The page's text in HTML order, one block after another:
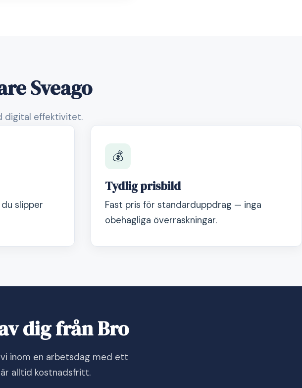
Sveago
digital effektivitet.
slipper
💰
Tydlig prisbild
Fast pris för standarduppdrag — inga
obehagliga överraskningar.
dig från Bro
inom en arbetsdag med ett
alltid kostnadsfritt.